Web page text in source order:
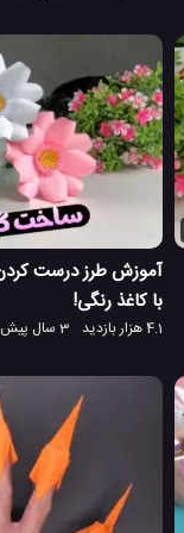
آموزش طرز درست
با کاغذ رنگی!
4.1 هزار بازدید 3 سال پیش